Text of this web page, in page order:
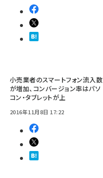
小売業者のスマートフォン流入数
が増加、コンバージョン率はパソ
コン・タブレットが上
2016年11月8日 17:22